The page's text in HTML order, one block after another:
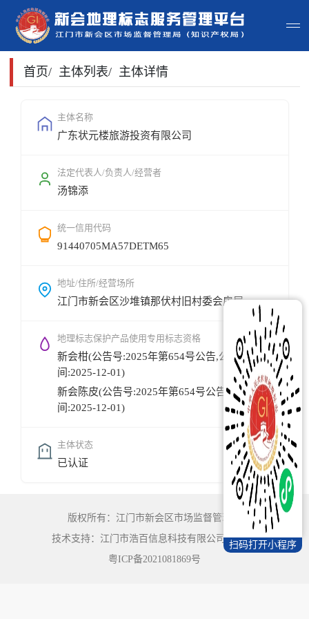
首页
政策法规
申请指南
地标地图
用户登录
首页/ 主体列表/ 主体详情
主体名称
广东状元楼旅游投资有限公司
法定代表人/负责人/经营者
汤锦添
统一信用代码
91440705MA57DETM65
地址/住所/经营场所
江门市新会区沙堆镇那伏村旧村委会房屋
地理标志保护产品使用专用标志资格
新会柑(公告号:2025年第654号公告,公告时
间:2025-12-01)
新会陈皮(公告号:2025年第654号公告,公告时
间:2025-12-01)
主体状态
已认证
扫码打开小程序
版权所有：江门市新会区市场监督管理局
技术支持：江门市浩百信息科技有限公司©2022
粤ICP备2021081869号